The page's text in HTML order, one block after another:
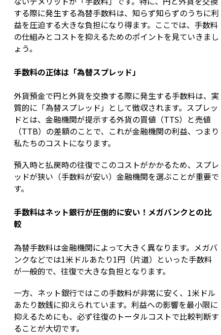
する際に発生する為替手数料は、知らず知らずのうちに利
益を圧迫する大きな負担になり得ます。ここでは、手数料
の仕組みとコストを抑えるためのポイントを見ていきまし
ょう。
手数料の正体は「為替スプレッド」
外貨預金で円と外貨を交換する際に発生する手数料は、実
質的に「為替スプレッド」として徴収されます。スプレッ
ドとは、金融機関が提示する外貨の買値（TTS）と売値
（TTB）の差額のことで、これが金融機関の利益、つまり
私たちのコストになります。
預入時と払戻時の往復でこのコストがかかるため、スプレ
ッドが狭い（手数料が安い）金融機関を選ぶことが重要で
す。
手数料はネット銀行が圧倒的に安い！メガバンクとの比
較
為替手数料は金融機関によって大きく異なります。メガバ
ンクなどでは1米ドルあたり1円（片道）といった手数料
が一般的で、往復で大きな負担となります。
一方、ネット銀行ではこの手数料が非常に安く、1米ドル
あたり数銭に抑えられています。利益への影響を最小限に
抑えるためにも、必ず往復のトータルコストで比較判断す
ることが大切です。